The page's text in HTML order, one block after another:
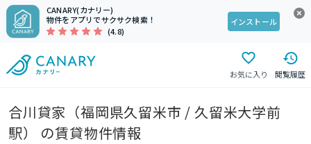
CANARY(カナリー)
物件をアプリでサクサク検索！
(4.8)
インストール
お気に入り 閲覧履歴
合川貸家（福岡県久留米市 / 久留米大学前
駅） の賃貸物件情報